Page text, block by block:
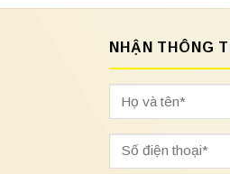
NHẬN THÔNG